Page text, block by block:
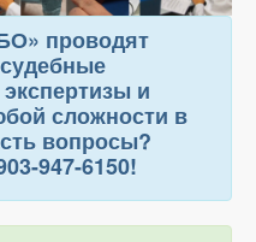
проводят
и
сложности в
вопросы?
947-6150!